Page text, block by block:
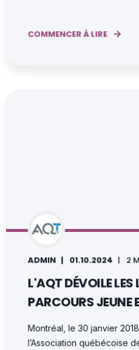
COMMENCER À LIRE
ADMIN 01.10.2024 2
L'AQT DÉVOILE LES
PARCOURS JEUNE
Montréal, le 30 janvier
l’Association québécoise